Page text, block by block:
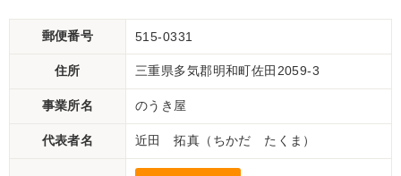
郵便番号 515-0331
住所 三重県多気郡明和町佐田2059-3
事業所名 のうき屋
代表者名 近田 拓真（ちかだ たくま）